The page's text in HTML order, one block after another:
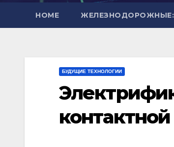
HOME ЖЕЛЕЗНОДОРОЖНЫЕ:
БУДУЩИЕ ТЕХНОЛОГИИ